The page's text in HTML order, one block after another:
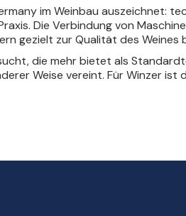
im Weinbau auszeichnet:
Die Verbindung von
gezielt zur Qualität des Weines
die mehr bietet als
Weise vereint. Für Winzer